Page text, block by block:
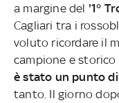
a margine del '1°
Cagliari tra i
voluto ricordare il
campione e storico
è stato un punto
tanto. Il giorno